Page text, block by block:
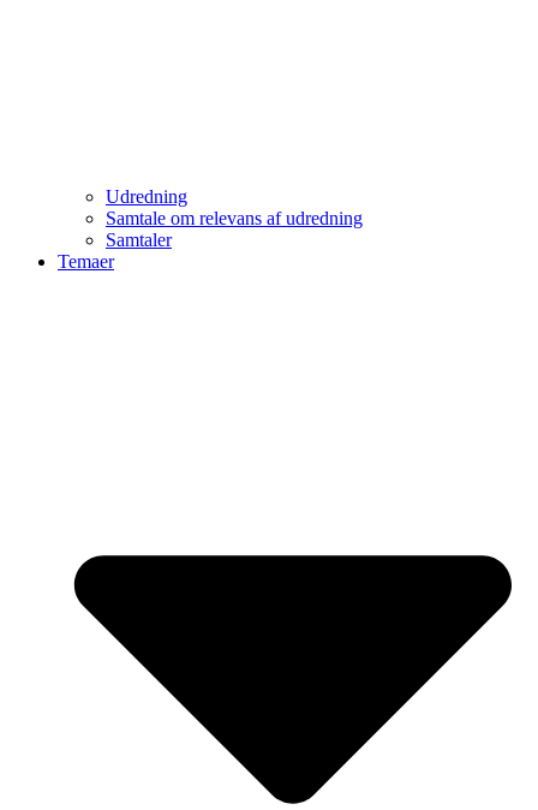
Udredning
Samtale om relevans af udredning
Samtaler
Temaer